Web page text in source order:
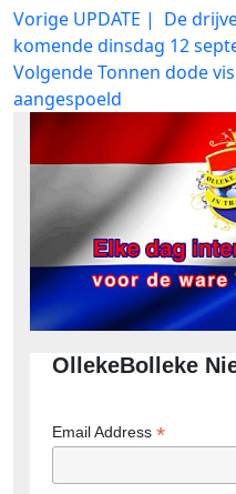
Bericht
navigatie
Vorige Vorig
bericht:
UPDATE | De
komende dinsdag 12
VolgendeVolgend
bericht:
Tonnen dode
aangespoeld
OllekeBolleke
Email Address *